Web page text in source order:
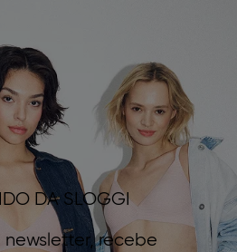
DA SLOGGI
newsletter, recebe